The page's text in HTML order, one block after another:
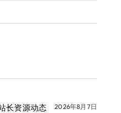
长资源动态
2026年8月7日